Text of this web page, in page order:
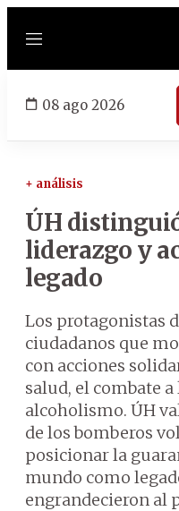
Menú
08 ago 2026
+ análisis
ÚH
liderazgo y
legado
Los protagonistas
ciudadanos que
con acciones
salud, el combate
alcoholismo. ÚH
de los bomberos
posicionar la
mundo como
engrandecieron al